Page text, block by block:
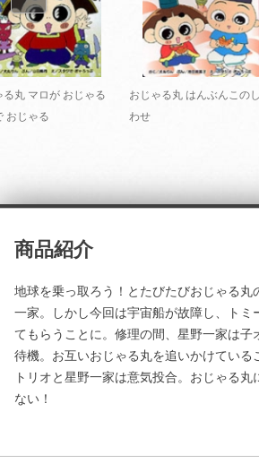
る丸 マロが おじゃる
おじゃる
おじゃる丸 はんぶんこの
わせ
商品紹介
地球を乗っ取ろう！とたびたびおじゃる丸
一家。しかし今回は宇宙船が故障し、トミ
てもらうことに。修理の間、星野一家は子
待機。お互いおじゃる丸を追いかけている
トリオと星野一家は意気投合。おじゃる丸
ない！